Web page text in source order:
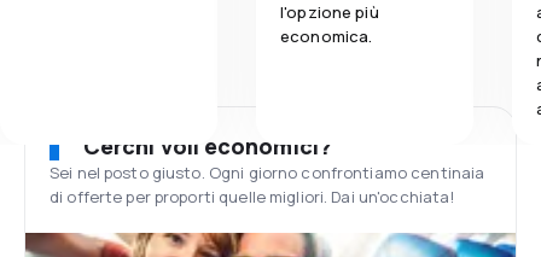
l'opzione più
economica.
Cerchi voli economici?
Sei nel posto giusto. Ogni giorno confrontiamo centinaia
di offerte per proporti quelle migliori. Dai un'occhiata!